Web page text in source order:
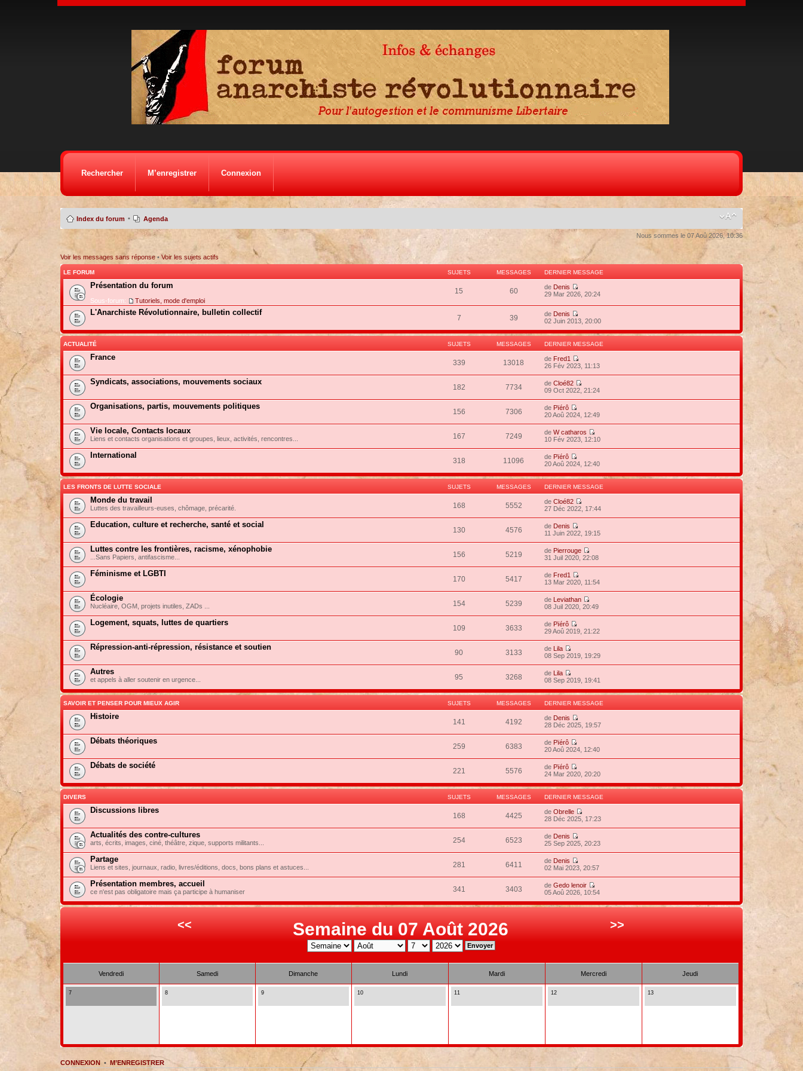
Rechercher M’enregistrer Connexion
Index du forum • Agenda
Nous sommes le 07 Aoû 2026, 10:36
Voir les messages sans réponse• Voir les sujets actifs
LE FORUM SUJETS MESSAGES DERNIER MESSAGE
Présentation du forum
Sous-forum: Tutoriels, mode d'emploi
15 60 de Denis
29 Mar 2026, 20:24
L'Anarchiste Révolutionnaire, bulletin collectif
7 39 de Denis
02 Juin 2013, 20:00
ACTUALITÉ SUJETS MESSAGES DERNIER MESSAGE
France
339 13018 de Fred1
26 Fév 2023, 11:13
Syndicats, associations, mouvements sociaux
182 7734 deCloé82
09 Oct 2022, 21:24
Organisations, partis, mouvements politiques
156 7306 de Pïérô
20 Aoû 2024, 12:49
Vie locale, Contacts locaux
Liens et contacts organisations et groupes, lieux, activités, rencontres... 167 7249 deW catharos
10 Fév 2023, 12:10
International
318 11096 de Pïérô
20 Aoû 2024, 12:40
LES FRONTS DE LUTTE SOCIALE SUJETS MESSAGES DERNIER MESSAGE
Monde du travail
Luttes des travailleurs-euses, chômage, précarité. 168 5552 deCloé82
27 Déc 2022, 17:44
Education, culture et recherche, santé et social
130 4576 de Denis
11 Juin 2022, 19:15
Luttes contre les frontières, racisme, xénophobie
...Sans Papiers, antifascisme... 156 5219 de Pierrouge
31 Juil 2020, 22:08
Féminisme et LGBTI
170 5417 de Fred1
13 Mar 2020, 11:54
Écologie
Nucléaire, OGM, projets inutiles, ZADs ... 154 5239 de Leviathan
08 Juil 2020, 20:49
Logement, squats, luttes de quartiers
109 3633 de Pïérô
29 Aoû 2019, 21:22
Répression-anti-répression, résistance et soutien
90 3133 de Lila
08 Sep 2019, 19:29
Autres
et appels à aller soutenir en urgence... 95 3268 de Lila
08 Sep 2019, 19:41
SAVOIR ET PENSER POUR MIEUX AGIR SUJETS MESSAGES DERNIER MESSAGE
Histoire
141 4192 de Denis
28 Déc 2025, 19:57
Débats théoriques
259 6383 de Pïérô
20 Aoû 2024, 12:40
Débats de société
221 5576 de Pïérô
24 Mar 2020, 20:20
DIVERS SUJETS MESSAGES DERNIER MESSAGE
Discussions libres
168 4425 deObrelle
28 Déc 2025, 17:23
Actualités des contre-cultures
arts, écrits, images, ciné, théâtre, zique, supports militants... 254 6523 de Denis
25 Sep 2025, 20:23
Partage
Liens et sites, journaux, radio, livres/éditions, docs, bons plans et astuces... 281 6411 de Denis
02 Mai 2023, 20:57
Présentation membres, accueil
ce n'est pas obligatoire mais ça participe à humaniser 341 3403 deGedo lenoir
05 Aoû 2026, 10:54
<< Semaine du 07 Août 2026 >>
Vendredi Samedi Dimanche Lundi Mardi Mercredi Jeudi
7 8 9 10 11 12 13
CONNEXION• M’ENREGISTRER